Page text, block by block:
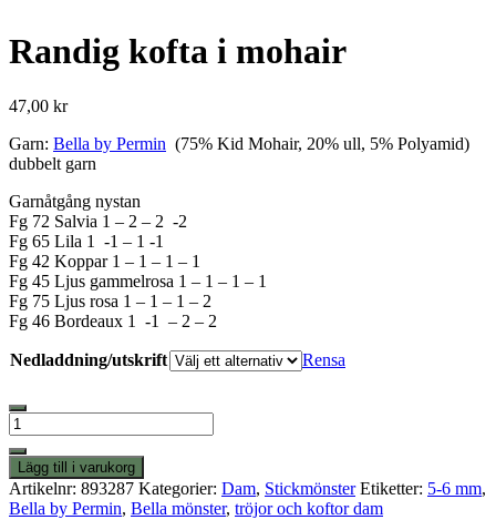
Randig kofta i mohair
47,00 kr
Garn: Bella by Permin (75% Kid Mohair, 20% ull, 5% Polyamid)
dubbelt garn
Garnåtgång nystan
Fg 72 Salvia 1 – 2 – 2 -2
Fg 65 Lila 1 -1 – 1 -1
Fg 42 Koppar 1 – 1 – 1 – 1
Fg 45 Ljus gammelrosa 1 – 1 – 1 – 1
Fg 75 Ljus rosa 1 – 1 – 1 – 2
Fg 46 Bordeaux 1 -1 – 2 – 2
Nedladdning/utskrift Rensa
Randig
kofta
i
mohair
mängd
Lägg till i varukorg
Artikelnr: 893287 Kategorier: Dam, Stickmönster Etiketter: 5-6 mm,
Bella by Permin, Bella mönster, tröjor och koftor dam